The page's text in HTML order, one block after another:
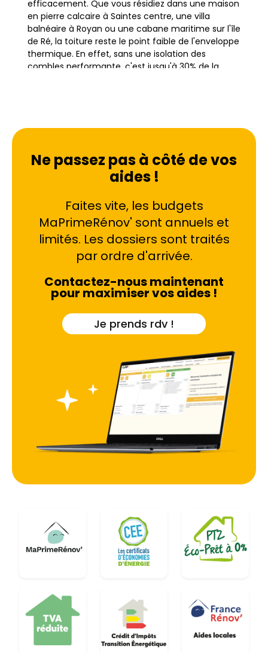
efficacement. Que vous résidiez dans une maison
en pierre calcaire à Saintes centre, une villa
balnéaire à Royan ou une cabane maritime sur l'île
de Ré, la toiture reste le point faible de l'enveloppe
thermique. En effet, sans une isolation des
combles performante, c'est jusqu'à 30% de la
absolue pour les propriétaires de la région
économie d'énergie, il s'agit de préserver le bâti
ancien des infiltrations et de garantir un confort
de vie sain. Les déperditions thermiques sont
limitrophes comme la Vendée ou la Gironde, où
les hivers peuvent être venteux. Agir sur le grenier
ou les combles perdus est le premier geste de
rénovation énergétique recommandé avant
même de changer de système de chauffage.
Ne passez pas à côté de vos
aides !
Faites vite, les budgets
MaPrimeRénov' sont annuels et
limités. Les dossiers sont traités
par ordre d'arrivée.
Contactez-nous maintenant
pour maximiser vos aides !
Je prends rdv !